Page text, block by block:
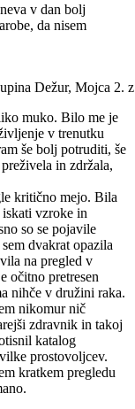
v dan bolj
da nisem
Dežur, Mojca 2. z
muko. Bilo me je
v trenutku
še bolj potruditi, še
in zdržala,
kritično mejo. Bila
iskati vzroke in
so se pojavile
dvakrat opazila
na pregled v
očitno pretresen
nihče v družini raka.
nikomur nič
zdravnik in takoj
katalog
prostovoljcev.
kratkem pregledu